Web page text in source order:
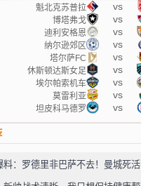
魁北克苏普拉 vs
博塔弗戈 vs
迪利安格恩 vs
纳尔逊郊区 vs
塔尔萨FC vs
休斯顿达斯女足 vs
埃尔帕索机车 vs
莫雷利亚 vs
坦皮科马德罗 vs
料：罗德里非巴萨不去！曼城死